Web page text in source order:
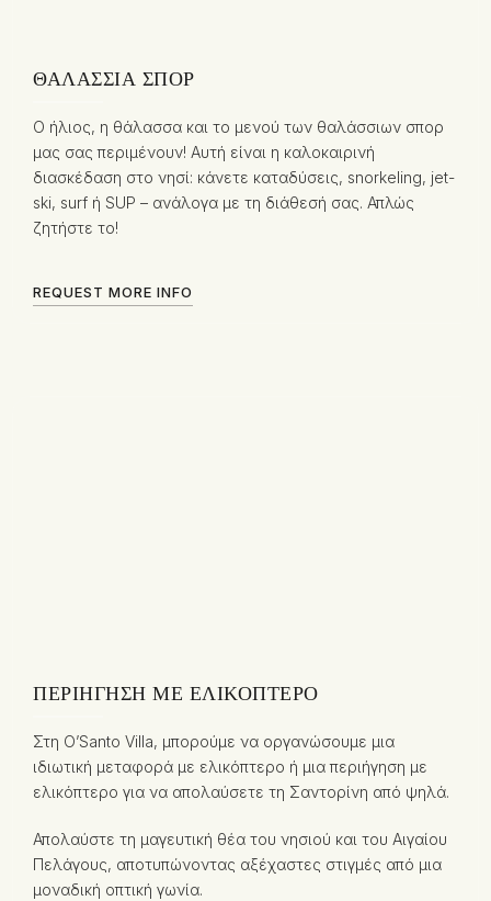
ΘΑΛΆΣΣΙΑ ΣΠΟΡ
Ο ήλιος, η θάλασσα και το μενού των θαλάσσιων σπορ
μας σας περιμένουν! Αυτή είναι η καλοκαιρινή
διασκέδαση στο νησί: κάνετε καταδύσεις, snorkeling, jet-
ski, surf ή SUP – ανάλογα με τη διάθεσή σας. Απλώς
ζητήστε το!
REQUEST MORE INFO
ΠΕΡΙΉΓΗΣΗ ΜΕ ΕΛΙΚΌΠΤΕΡΟ
Στη O’Santo Villa, μπορούμε να οργανώσουμε μια
ιδιωτική μεταφορά με ελικόπτερο ή μια περιήγηση με
ελικόπτερο για να απολαύσετε τη Σαντορίνη από ψηλά.
Απολαύστε τη μαγευτική θέα του νησιού και του Αιγαίου
Πελάγους, αποτυπώνοντας αξέχαστες στιγμές από μια
μοναδική οπτική γωνία.